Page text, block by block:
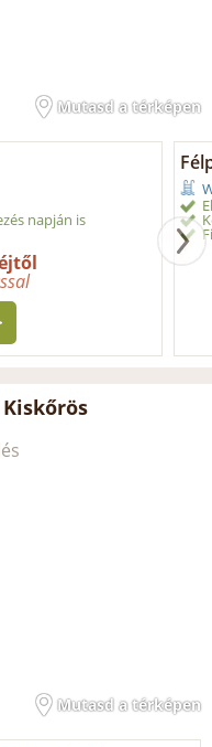
Mutasd a térképen
napján is
Mutasd a térképen